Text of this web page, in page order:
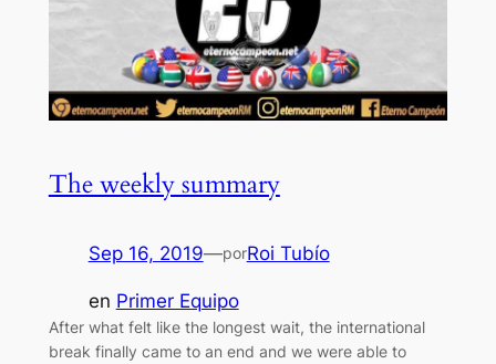
The weekly summary
Sep 16, 2019—porRoi Tubío
en Primer Equipo
After what felt like the longest wait, the international
break finally came to an end and we were able to